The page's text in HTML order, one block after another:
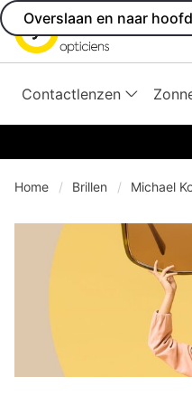
Overslaan en naar
Contactlenzen
Home Brillen Michael